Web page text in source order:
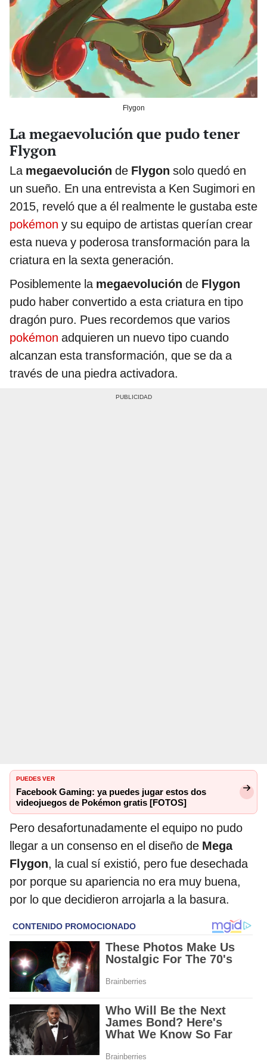
Flygon
La megaevolución que pudo tener
Flygon
La megaevolución de Flygon solo quedó en
un sueño. En una entrevista a Ken Sugimori en
2015, reveló que a él realmente le gustaba este
pokémon y su equipo de artistas querían crear
esta nueva y poderosa transformación para la
criatura en la sexta generación.
Posiblemente la megaevolución de Flygon
pudo haber convertido a esta criatura en tipo
dragón puro. Pues recordemos que varios
pokémon adquieren un nuevo tipo cuando
alcanzan esta transformación, que se da a
través de una piedra activadora.
PUEDES VER
Facebook Gaming: ya puedes jugar estos dos
videojuegos de Pokémon gratis [FOTOS]
Pero desafortunadamente el equipo no pudo
llegar a un consenso en el diseño de Mega
Flygon, la cual sí existió, pero fue desechada
por porque su apariencia no era muy buena,
por lo que decidieron arrojarla a la basura.